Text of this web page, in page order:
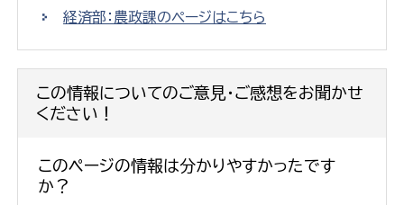
経済部：農政課のページはこちら
この情報についてのご意見・ご感想をお聞かせ
ください！
このページの情報は分かりやすかったです
か？